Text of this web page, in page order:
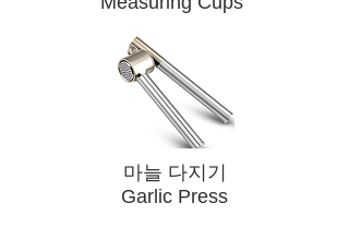
​마늘 다지기
Garlic Press